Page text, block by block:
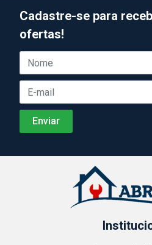
Cadastre-se para
ofertas!